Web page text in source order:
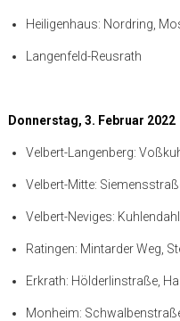
Heiligenhaus: Nordring,
Langenfeld-Reusrath
Donnerstag, 3. Februar 2022
Velbert-Langenberg:
Velbert-Mitte:
Velbert-Neviges:
Ratingen: Mintarder Weg,
Erkrath: Hölderlinstraße,
Monheim: